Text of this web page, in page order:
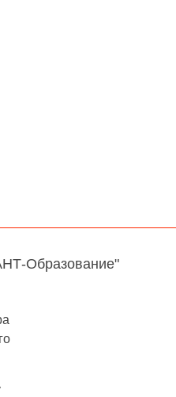
Образование"